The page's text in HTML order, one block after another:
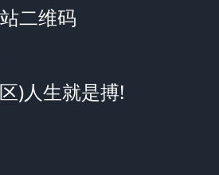
二维码
)人生就是搏!